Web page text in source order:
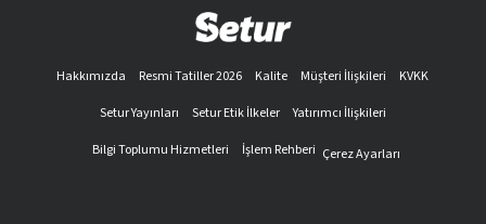
Hakkımızda Resmi Tatiller 2026 Kalite Müşteri İlişkileri
KVKK
Setur Yayınları
Setur Etik İlkeler
Yatırımcı İlişkileri
Bilgi Toplumu Hizmetleri
İşlem Rehberi Çerez Ayarları